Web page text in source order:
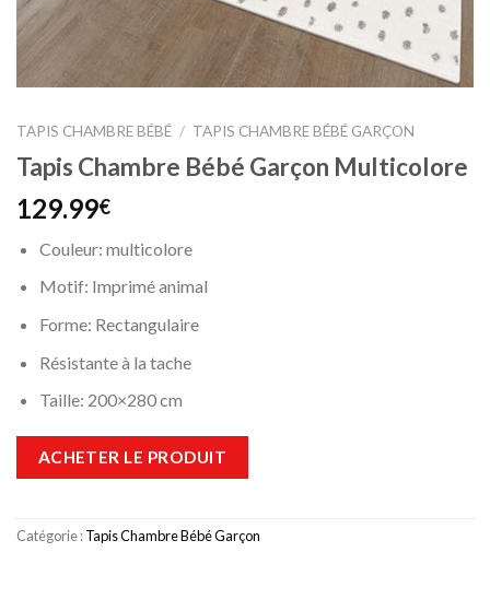
TAPIS CHAMBRE BÉBÉ / TAPIS CHAMBRE BÉBÉ GARÇON
Tapis Chambre Bébé Garçon Multicolore
129.99€
Couleur: multicolore
Motif: Imprimé animal
Forme: Rectangulaire
Résistante à la tache
Taille: 200×280 cm
ACHETER LE PRODUIT
Catégorie :Tapis Chambre Bébé Garçon